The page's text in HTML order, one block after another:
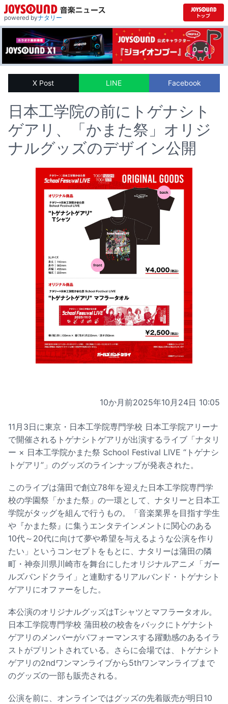
powered byナタリー
X Post LINE Facebook
日本工学院の前にトゲナシト
ゲアリ、「かまた祭」オリジ
ナルグッズのデザイン公開
10か月前2025年10月24日 10:05
11月3日に東京・日本工学院専門学校 日本工学院アリーナ
で開催されるトゲナシトゲアリが出演するライブ「ナタリ
ー × 日本工学院かまた祭 School Festival LIVE “トゲナシ
トゲアリ”」のグッズのラインナップが発表された。
このライブは蒲田で創立78年を迎えた日本工学院専門学
校の学園祭「かまた祭」の一環として、ナタリーと日本工
学院がタッグを組んで行うもの。「音楽業界を目指す学生
や『かまた祭』に集うエンタテインメントに関心のある
10代～20代に向けて夢や希望を与えるような公演を作り
たい」というコンセプトをもとに、ナタリーは蒲田の隣
町・神奈川県川崎市を舞台にしたオリジナルアニメ「ガー
ルズバンドクライ」と連動するリアルバンド・トゲナシト
ゲアリにオファーをした。
本公演のオリジナルグッズはTシャツとマフラータオル。
日本工学院専門学校 蒲田校の校舎をバックにトゲナシト
ゲアリのメンバーがパフォーマンスする躍動感のあるイラ
ストがプリントされている。さらに会場では、トゲナシト
ゲアリの2ndワンマンライブから5thワンマンライブまで
のグッズの一部も販売される。
公演を前に、オンラインではグッズの先着販売が明日10